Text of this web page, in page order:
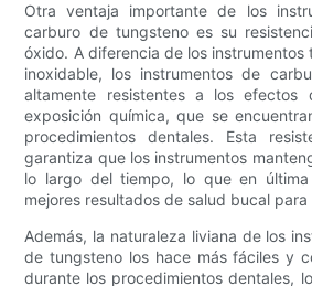
Otra ventaja importante de los
carburo de tungsteno es su
óxido. A diferencia de los instrumentos
inoxidable, los instrumentos de
altamente resistentes a los
exposición química, que se
procedimientos dentales. Esta
garantiza que los instrumentos
lo largo del tiempo, lo que en
mejores resultados de salud bucal
Además, la naturaleza liviana de los
de tungsteno los hace más fáciles y
durante los procedimientos dentales,